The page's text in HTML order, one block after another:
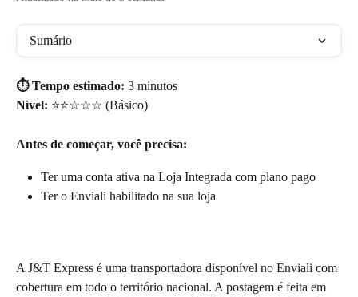
Sumário
⏱️ Tempo estimado: 3 minutos
Nível: ⭐⭐☆☆☆ (Básico)
Antes de começar, você precisa:
Ter uma conta ativa na Loja Integrada com plano pago
Ter o Enviali habilitado na sua loja
A J&T Express é uma transportadora disponível no Enviali com
cobertura em todo o território nacional. A postagem é feita em